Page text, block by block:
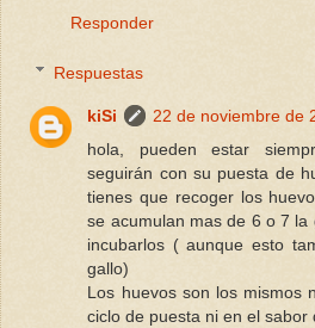
Responder
Respuestas
kiSi
22 de noviembre de
hola, pueden estar
seguirán con su puesta de
tienes que recoger los
se acumulan mas de 6 o 7
incubarlos ( aunque esto
gallo)
Los huevos son los mismos
ciclo de puesta ni en el sabor